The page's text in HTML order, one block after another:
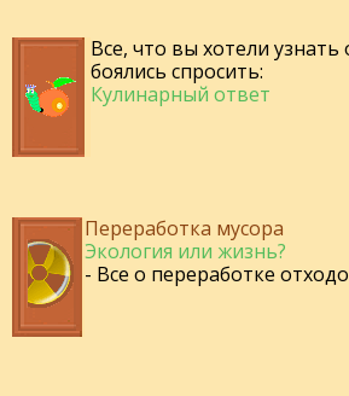
Все, что вы хотели
боялись спросить:
Кулинарный ответ
Переработка мусора
Экология или жизнь?
- Все о переработке